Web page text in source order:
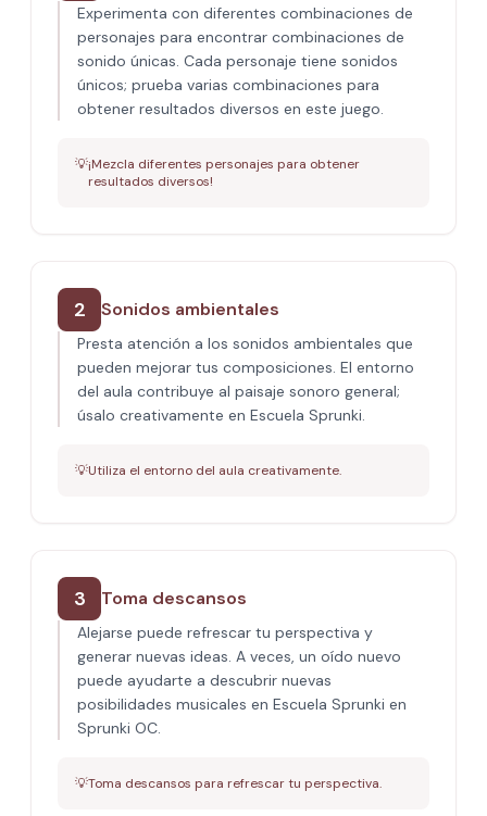
Experimenta con diferentes combinaciones de
personajes para encontrar combinaciones de
sonido únicas. Cada personaje tiene sonidos
únicos; prueba varias combinaciones para
obtener resultados diversos en este juego.
💡¡Mezcla diferentes personajes para obtener
resultados diversos!
2 Sonidos ambientales
Presta atención a los sonidos ambientales que
pueden mejorar tus composiciones. El entorno
del aula contribuye al paisaje sonoro general;
úsalo creativamente en Escuela Sprunki.
💡Utiliza el entorno del aula creativamente.
3 Toma descansos
Alejarse puede refrescar tu perspectiva y
generar nuevas ideas. A veces, un oído nuevo
puede ayudarte a descubrir nuevas
posibilidades musicales en Escuela Sprunki en
Sprunki OC.
💡Toma descansos para refrescar tu perspectiva.